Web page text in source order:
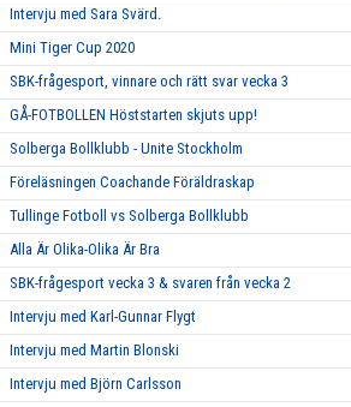
Intervju med Sara Svärd.
Mini Tiger Cup 2020
SBK-frågesport, vinnare och rätt svar vecka 3
GÅ-FOTBOLLEN Höststarten skjuts upp!
Solberga Bollklubb - Unite Stockholm
Föreläsningen Coachande Föräldraskap
Tullinge Fotboll vs Solberga Bollklubb
Alla Är Olika-Olika Är Bra
SBK-frågesport vecka 3 & svaren från vecka 2
Intervju med Karl-Gunnar Flygt
Intervju med Martin Blonski
Intervju med Björn Carlsson